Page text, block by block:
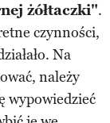
żółtaczki".
czynności,
Na
należy
wypowiedzieć